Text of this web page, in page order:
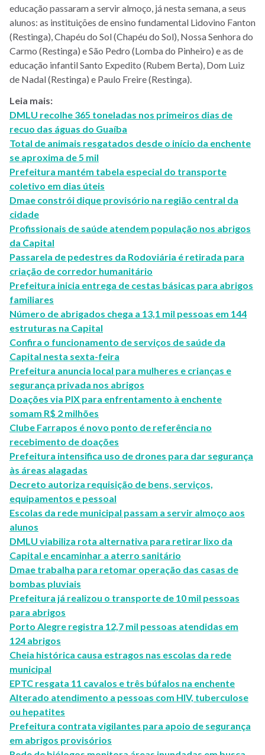
educação passaram a servir almoço, já nesta semana, a seus
alunos: as instituições de ensino fundamental Lidovino Fanton
(Restinga), Chapéu do Sol (Chapéu do Sol), Nossa Senhora do
Carmo (Restinga) e São Pedro (Lomba do Pinheiro) e as de
educação infantil Santo Expedito (Rubem Berta), Dom Luiz
de Nadal (Restinga) e Paulo Freire (Restinga).
Leia mais:
DMLU recolhe 365 toneladas nos primeiros dias de
recuo das águas do Guaíba
Total de animais resgatados desde o início da enchente
se aproxima de 5 mil
Prefeitura mantém tabela especial do transporte
coletivo em dias úteis
Dmae constrói dique provisório na região central da
cidade
Profissionais de saúde atendem população nos abrigos
da Capital
Passarela de pedestres da Rodoviária é retirada para
criação de corredor humanitário
Prefeitura inicia entrega de cestas básicas para abrigos
familiares
Número de abrigados chega a 13,1 mil pessoas em 144
estruturas na Capital
Confira o funcionamento de serviços de saúde da
Capital nesta sexta-feira
Prefeitura anuncia local para mulheres e crianças e
segurança privada nos abrigos
Doações via PIX para enfrentamento à enchente
somam R$ 2 milhões
Clube Farrapos é novo ponto de referência no
recebimento de doações
Prefeitura intensifica uso de drones para dar segurança
às áreas alagadas
Decreto autoriza requisição de bens, serviços,
equipamentos e pessoal
Escolas da rede municipal passam a servir almoço aos
alunos
DMLU viabiliza rota alternativa para retirar lixo da
Capital e encaminhar a aterro sanitário
Dmae trabalha para retomar operação das casas de
bombas pluviais
Prefeitura já realizou o transporte de 10 mil pessoas
para abrigos
Porto Alegre registra 12,7 mil pessoas atendidas em
124 abrigos
Cheia histórica causa estragos nas escolas da rede
municipal
EPTC resgata 11 cavalos e três búfalos na enchente
Alterado atendimento a pessoas com HIV, tuberculose
ou hepatites
Prefeitura contrata vigilantes para apoio de segurança
em abrigos provisórios